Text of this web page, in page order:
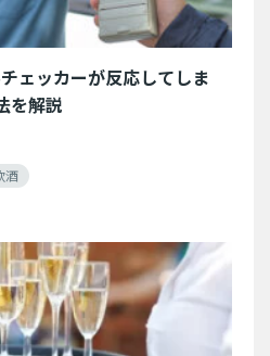
ェッカーが反応してしま
を解説
酒